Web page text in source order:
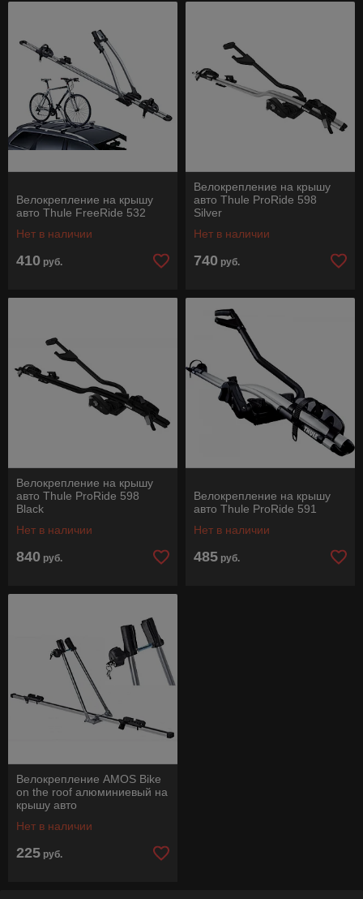
Велокрепление на крышу
авто Thule FreeRide 532
Нет в наличии
410 руб.
Велокрепление на крышу
авто Thule ProRide 598
Silver
Нет в наличии
740 руб.
Велокрепление на крышу
авто Thule ProRide 598
Black
Нет в наличии
840 руб.
Велокрепление на крышу
авто Thule ProRide 591
Нет в наличии
485 руб.
Велокрепление AMOS Bike
on the roof алюминиевый на
крышу авто
Нет в наличии
225 руб.